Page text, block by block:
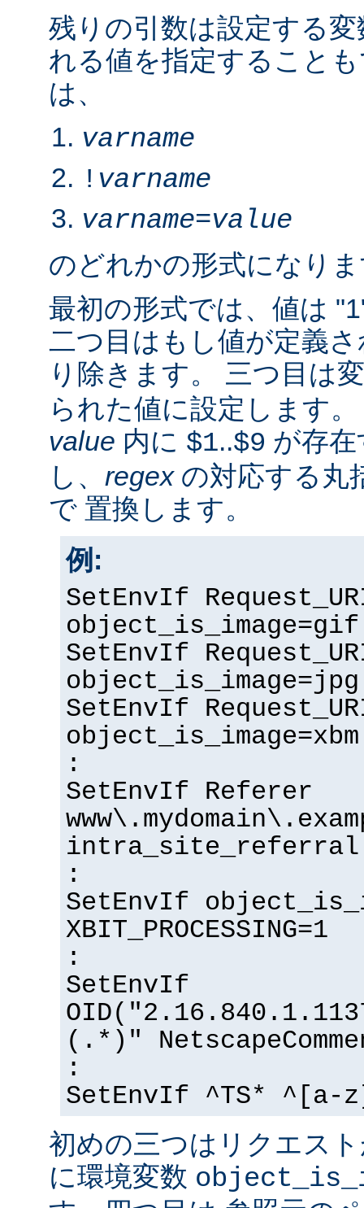
残りの引数は設定する
れる値を指定すること
は、
varname
! varname
varname=value
のどれかの形式になり
最初の形式では、値は
二つ目はもし値が定義
り除きます。 三つ目は
られた値に設定します
value 内に $1..$9 が存
し、 regexの対応する丸
で 置換します。
例:
SetEnvIf
object_is_image=gif
SetEnvIf
object_is_image=jpg
SetEnvIf
object_is_image=xbm
:
SetEnvIf Referer
intra_site_referral
:
SetEnvIf
XBIT_PROCESSING=1
:
SetEnvIf
(.*)"
:
SetEnvIf ^TS* ^[a-
初めの三つはリクエス
に環境変数